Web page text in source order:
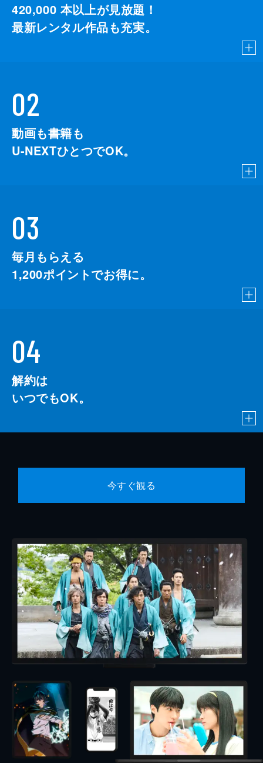
420,000 本以上が見放題！
最新レンタル作品も充実。
02
動画も書籍も
U-NEXTひとつでOK。
03
毎月もらえる
1,200ポイントでお得に。
04
解約は
いつでもOK。
今すぐ観る